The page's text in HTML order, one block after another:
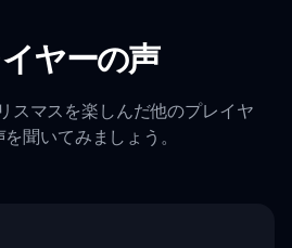
ヤーの声
スマスを楽しんだ他のプレイヤ
聞いてみましょう。